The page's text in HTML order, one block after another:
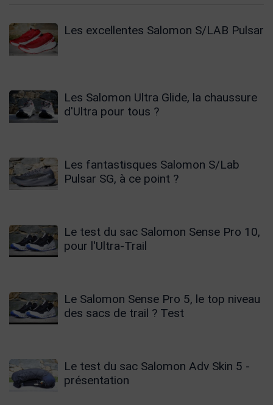
Les excellentes Salomon S/LAB Pulsar
Les Salomon Ultra Glide, la chaussure
d'Ultra pour tous ?
Les fantastisques Salomon S/Lab
Pulsar SG, à ce point ?
Le test du sac Salomon Sense Pro 10,
pour l'Ultra-Trail
Le Salomon Sense Pro 5, le top niveau
des sacs de trail ? Test
Le test du sac Salomon Adv Skin 5 -
présentation